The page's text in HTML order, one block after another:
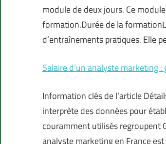
module de deux jours. Ce
formation.Durée de la
d’entraînements pratiques. Elle
Salaire d’un analyste marketing
Information clés de l’article
interprète des données pour
couramment utilisés regroupent
analyste marketing en France